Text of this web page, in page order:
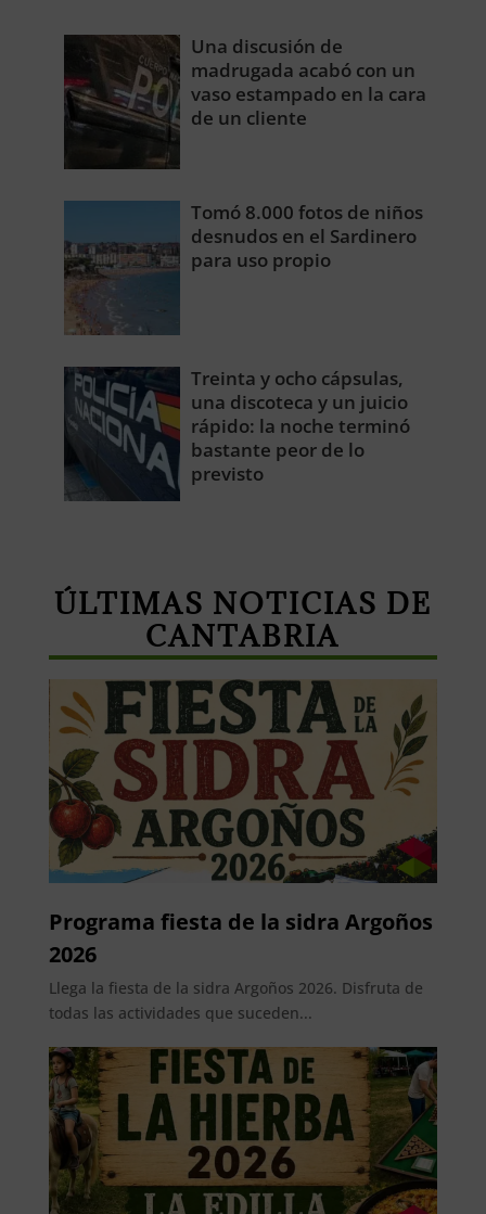
Una discusión de
madrugada acabó con un
vaso estampado en la cara
de un cliente
Tomó 8.000 fotos de niños
desnudos en el Sardinero
para uso propio
Treinta y ocho cápsulas,
una discoteca y un juicio
rápido: la noche terminó
bastante peor de lo
previsto
ÚLTIMAS NOTICIAS DE
CANTABRIA
Programa fiesta de la sidra Argoños
2026
Llega la fiesta de la sidra Argoños 2026. Disfruta de
todas las actividades que suceden...